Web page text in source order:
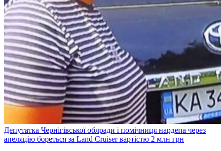
Депутатка Чернігівської облради і помічниця нардепа через
апеляцію бореться за Land Cruiser вартістю 2 млн грн